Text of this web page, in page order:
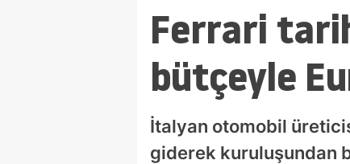
Ferrari
bütçeyle
İtalyan otomobil
giderek kuruluşundan